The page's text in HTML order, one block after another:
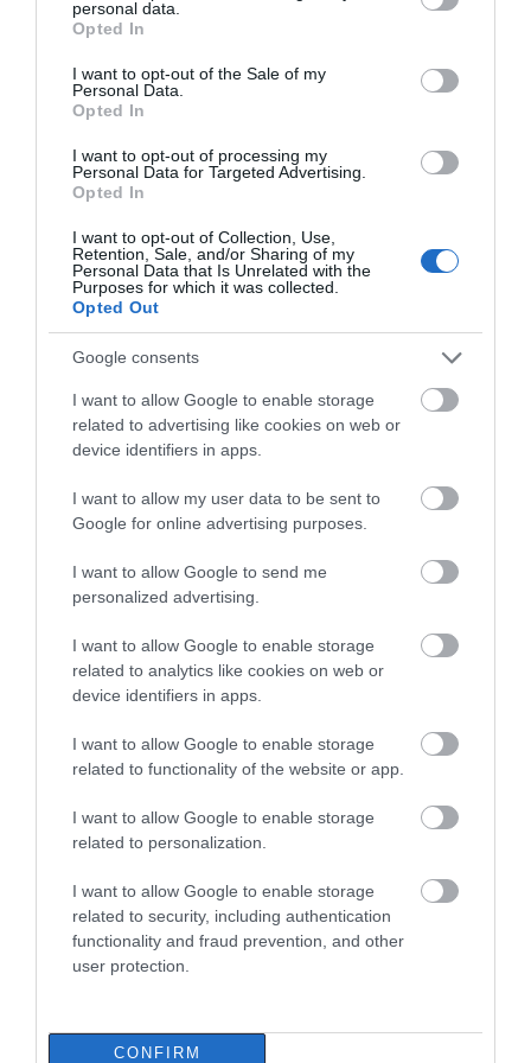
grant or deny consent to Google and its third-party tags to
use your data for below specified purposes in below Google
consent section.
personal data.
Opted In
I want to opt-out of the Sale of my
Personal Data.
Opted In
I want to opt-out of processing my
Personal Data for Targeted Advertising.
Opted In
I want to opt-out of Collection, Use,
Retention, Sale, and/or Sharing of my
Personal Data that Is Unrelated with the
Purposes for which it was collected.
Opted Out
Google consents
I want to allow Google to enable storage
related to advertising like cookies on web or
device identifiers in apps.
I want to allow my user data to be sent to
Google for online advertising purposes.
I want to allow Google to send me
personalized advertising.
I want to allow Google to enable storage
related to analytics like cookies on web or
device identifiers in apps.
I want to allow Google to enable storage
related to functionality of the website or app.
I want to allow Google to enable storage
related to personalization.
I want to allow Google to enable storage
related to security, including authentication
functionality and fraud prevention, and other
user protection.
CONFIRM
Εύβοια: Red Code αύριο Κυριακή –
Αυξημένη ετοιμότητα παντού
08.08.2026 | 17:00
κράνος!
08.08.2026 | 16:40
Θρήνος σε όλη την Εύβοια για τον
επιχειρηματία που έφυγε απο
την ζωή
ημερών – Νοσηλευόταν στη ΜΕΘ
Νεογνών
08.08.2026 | 16:00
Αρχίζουν τα έργα για το νέο
κλειστό γυμναστήριο στην Εύβοια
μέτρα στήριξης για την εστίαση
ζητά η ΠΣτΕ
08.08.2026 | 15:20
χρονικό της τραγωδίας
Κάνεις δεν ξεχνά τι
έζησε η Εύβοια πριν
πέντε χρόνια
Αγανάκτηση σε χωριό
της Εύβοιας: Μένουν
κάθε μέρα χωρίς νερό –
αντιδήμαρχος στην
Εύβοια! Έγινε για τρίτη
φορά παππούς!
οικογενειακές
διακοπές στην Εύβοια!